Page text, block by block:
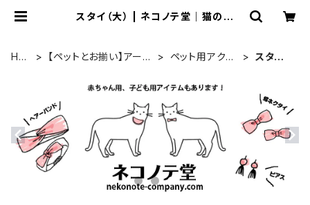
スタイ（大） | ネコノテ堂｜猫の首
HO
【ペットとお揃い】アート
ペット用アクセ
スタイ